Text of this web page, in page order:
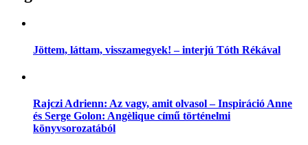
Jöttem, láttam, visszamegyek! – interjú Tóth Rékával
Rajczi Adrienn: Az vagy, amit olvasol – Inspiráció Anne
és Serge Golon: Angèlique című történelmi
könyvsorozatából